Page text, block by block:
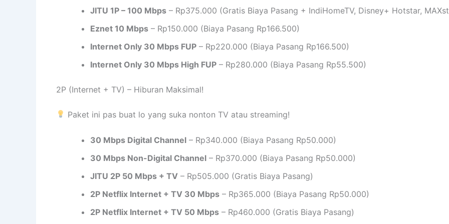
JITU 1P – 100 Mbps – Rp375.000 (Gratis Biaya Pasang + IndiHomeTV, Disney+ Hotstar,
Eznet 10 Mbps – Rp150.000 (Biaya Pasang Rp166.500)
Internet Only 30 Mbps FUP – Rp220.000 (Biaya Pasang Rp166.500)
Internet Only 30 Mbps High FUP – Rp280.000 (Biaya Pasang Rp55.500)
2P (Internet + TV) – Hiburan Maksimal!
Paket ini pas buat lo yang suka nonton TV atau streaming!
30 Mbps Digital Channel – Rp340.000 (Biaya Pasang Rp50.000)
30 Mbps Non-Digital Channel – Rp370.000 (Biaya Pasang Rp50.000)
JITU 2P 50 Mbps + TV – Rp505.000 (Gratis Biaya Pasang)
2P Netflix Internet + TV 30 Mbps – Rp365.000 (Biaya Pasang Rp50.000)
2P Netflix Internet + TV 50 Mbps – Rp460.000 (Gratis Biaya Pasang)